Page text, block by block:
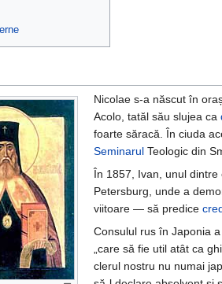
Nicolae s-a născut în
Acolo, tatăl său slujea ca
foarte săracă. În ciuda
SeminarulTeologic din
În 1857, Ivan, unul dintre
Petersburg, unde a
viitoare — să predice
Consulul rus în Japonia
„care să fie util atât ca
clerul nostru nu numai